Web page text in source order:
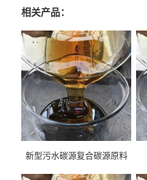
相关产品：
新型污水碳源复合碳源原料